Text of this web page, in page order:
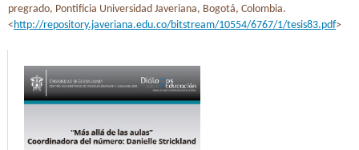
pregrado, Pontificia Universidad Javeriana, Bogotá, Colombia.
<http://repository.javeriana.edu.co/bitstream/10554/6767/1/tesis83.pdf>